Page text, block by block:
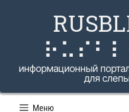
информационный
для
Меню